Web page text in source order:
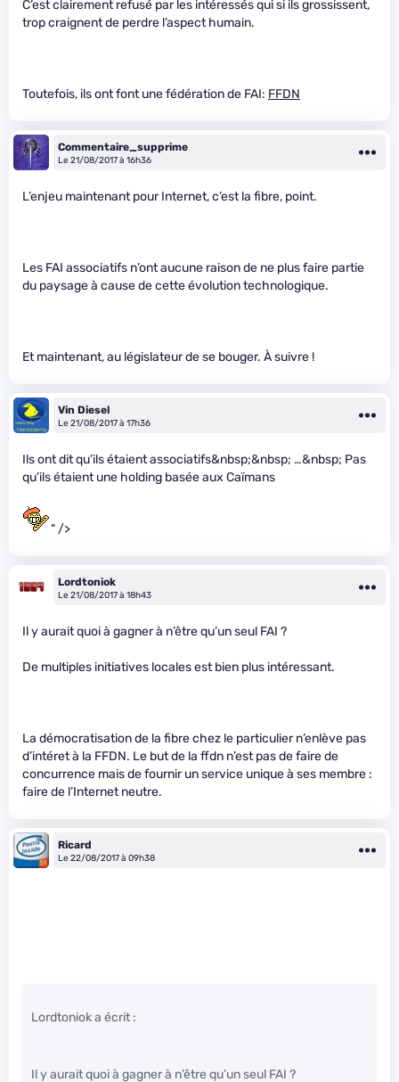
C’est clairement refusé par les intéressés qui si ils grossissent,
trop craignent de perdre l’aspect humain.
Toutefois, ils ont font une fédération de FAI: FFDN
Commentaire_supprime
Le 21/08/2017 à 16h36
L’enjeu maintenant pour Internet, c’est la fibre, point.
Les FAI associatifs n’ont aucune raison de ne plus faire partie
du paysage à cause de cette évolution technologique.
Et maintenant, au législateur de se bouger. À suivre !
Vin Diesel
Le 21/08/2017 à 17h36
Ils ont dit qu’ils étaient associatifs&nbsp;&nbsp; …&nbsp; Pas
qu’ils étaient une holding basée aux Caïmans
" />
Lordtoniok
Le 21/08/2017 à 18h43
Il y aurait quoi à gagner à n’être qu’un seul FAI ?
De multiples initiatives locales est bien plus intéressant.
La démocratisation de la fibre chez le particulier n’enlève pas
d’intéret à la FFDN. Le but de la ffdn n’est pas de faire de
concurrence mais de fournir un service unique à ses membre :
faire de l’Internet neutre.
Ricard
Le 22/08/2017 à 09h38
Lordtoniok a écrit :
Il y aurait quoi à gagner à n’être qu’un seul FAI ?